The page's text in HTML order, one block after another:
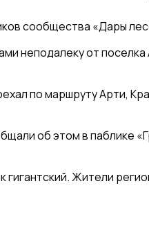
сообщества «Дары
неподалеку от
по маршруту Арти,
об этом в
Жители